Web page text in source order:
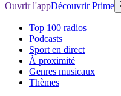
Ouvrir l'appDécouvrir Prime
Top 100 radios
Podcasts
Sport en direct
À proximité
Genres musicaux
Thèmes